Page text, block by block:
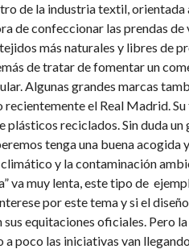
de la industria textil, orientada
de confeccionar las prendas
más naturales y libres de
de tratar de fomentar un
Algunas grandes marcas
el Real Madrid.
reciclados. Sin duda un
tenga una buena acogida
y la contaminación
va muy lenta, este tipo de
por este tema y si el
equitaciones oficiales. Pero
poco las iniciativas van